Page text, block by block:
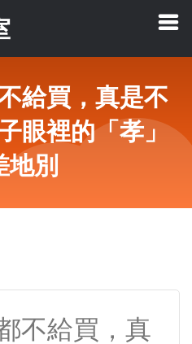
給買，真是不
眼裡的「孝」
地別
不給買，真